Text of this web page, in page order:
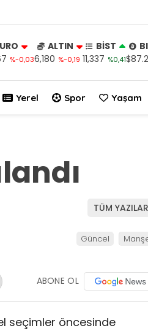
%-0,03
ALTIN
6,180 %-0,19
BİST
11,337 %0,41
Yerel Spor Yaşam
TÜM
Güncel
ABONE OL
seçimler öncesinde